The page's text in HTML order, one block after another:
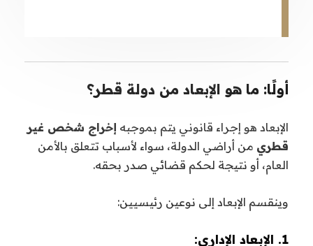
أولًا: ما هو الإبعاد من دولة قطر؟
الإبعاد هو إجراء قانوني يتم بموجبه إخراج شخص غير
قطري من أراضي الدولة، سواء لأسباب تتعلق بالأمن
العام، أو نتيجة لحكم قضائي صدر بحقه.
وينقسم الإبعاد إلى نوعين رئيسيين:
1. الإبعاد الإداري: